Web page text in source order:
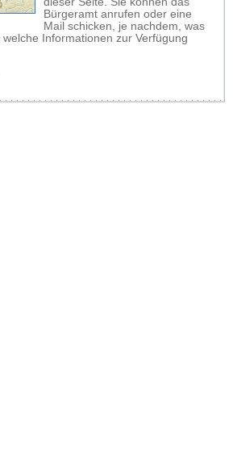
Bürgeramt anrufen oder eine
Mail schicken, je nachdem, was
Informationen zur Verfügung